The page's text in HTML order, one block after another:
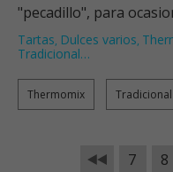
"pecadillo", para
Tartas, Dulces varios,
Tradicional…
Thermomix Tradicional
7 8